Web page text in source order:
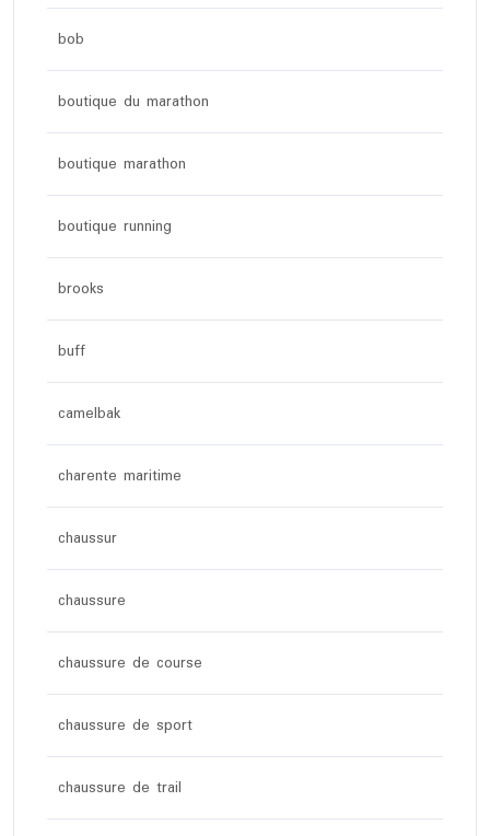
bob
boutique du marathon
boutique marathon
boutique running
brooks
buff
camelbak
charente maritime
chaussur
chaussure
chaussure de course
chaussure de sport
chaussure de trail